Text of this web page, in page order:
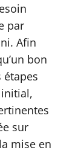
par
Afin
bon
sur
mise en